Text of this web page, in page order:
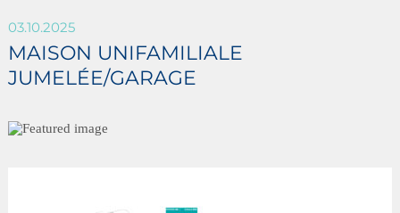
03.10.2025
MAISON UNIFAMILIALE
JUMELÉE/GARAGE